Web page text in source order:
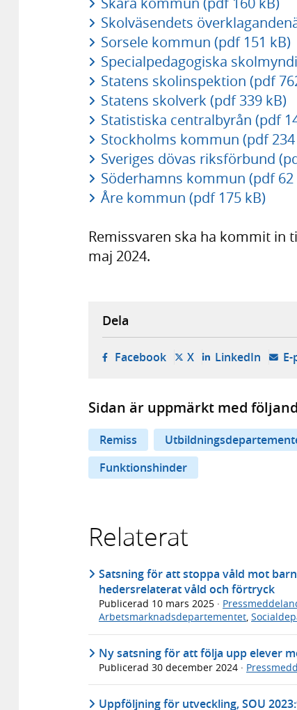
Skolväsendets
Sorsele kommun (pdf 151 kB)
Specialpedagogiska
Statens skolinspektion (pdf
Statens skolverk (pdf 339 kB)
Statistiska centralbyrån (pdf
Stockholms kommun (pdf 234
Sveriges dövas riksförbund
Söderhamns kommun (pdf 62
Åre kommun (pdf 175 kB)
Remissvaren ska ha kommit in
maj 2024.
Dela
Facebook- öppnas i ny flik, extern
X- öppnas i ny flik,
LinkedIn-
Sidan är uppmärkt med
Remiss
Funktionshinder
Relaterat
Satsning för att stoppa våld mot
hedersrelaterat våld och förtryck
Publicerad 10 mars 2025 ·
Arbetsmarknadsdepartementet,
Ny satsning för att följa upp elever
Publicerad 30 december 2024 ·
Uppföljning för utveckling, SOU